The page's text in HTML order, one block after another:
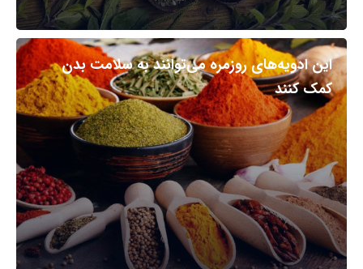
این ادویه‌های روزمره می‌توانند به سلامت بدن
کمک کنند